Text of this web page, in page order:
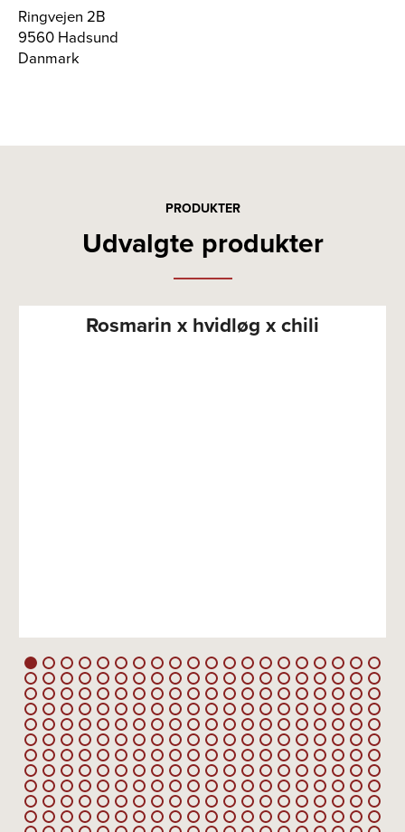
Ringvejen 2B
9560 Hadsund
Danmark
PRODUKTER
Udvalgte produkter
Rosmarin x hvidløg x chili